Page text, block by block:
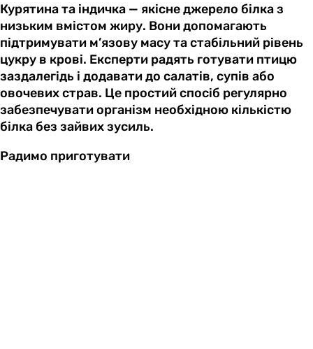
Курятина та індичка — якісне джерело білка з
низьким вмістом жиру. Вони допомагають
підтримувати м’язову масу та стабільний рівень
цукру в крові. Експерти радять готувати птицю
заздалегідь і додавати до салатів, супів або
овочевих страв. Це простий спосіб регулярно
забезпечувати організм необхідною кількістю
білка без зайвих зусиль.
Радимо приготувати